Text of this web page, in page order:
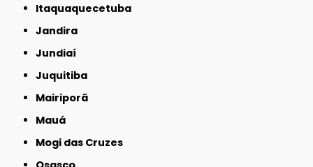
Itaquaquecetuba
Jandira
Jundiaí
Juquitiba
Mairiporã
Mauá
Mogi das Cruzes